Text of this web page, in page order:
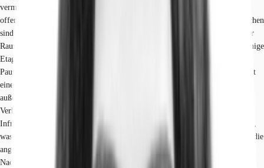
vermittelt. Im Inneren schaffen großzügige Deckenhöhen ein luftiges und
offenes Raumgefühl, welches das Arbeitsumfeld positiv prägt. Die Büroflächen
sind flexibel gestaltbar und ermöglichen somit die Umsetzung verschiedener
Raumkonzepte, von Einzelbüros bis hin zu offenen Arbeitslandschaften. Einige
Etagen verfügen über Terrassen oder Balkone, die zusätzlichen Raum für
Pausen und informelle Treffen bieten. Für ein angenehmes Raumklima sorgt
eine teilweise vorhandene Klimatisierung, die durch ein effektives,
außenliegendes Sonnenschutzsystem ergänzt wird. Eine moderne CAT-6-
Verkabelung gewährleistet eine zuverlässige und leistungsstarke IT-
Infrastruktur. Neben Personenaufzügen ist auch ein Lastenaufzug vorhanden,
was die Logistik innerhalb des Gebäudes erleichtert.2 Eine Besonderheit ist die
angestrebte DGNB-Gold-Zertifizierung, die den hohen Anspruch an
Nachhaltigkeit und Bauqualität unterstreicht. Das Angebot wird durch 126